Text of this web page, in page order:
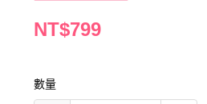
NT$799
數量